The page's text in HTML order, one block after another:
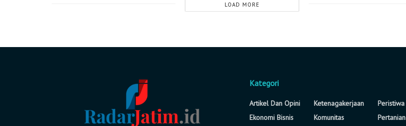
LOAD MORE
Kategori
Artikel Dan Opini
Ekonomi Bisnis
Ketenagakerjaan
Komunitas
Peristiwa
Pertanian